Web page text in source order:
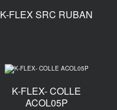
K-FLEX SRC RUBAN
K-FLEX- COLLE
ACOL05P